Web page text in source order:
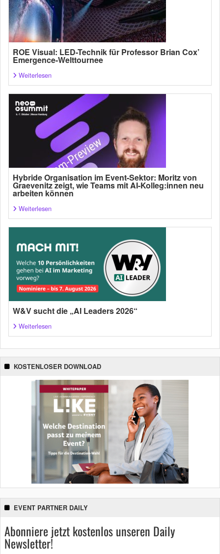
ROE Visual: LED-Technik für Professor Brian Cox’
Emergence-Welttournee
Weiterlesen
Hybride Organisation im Event-Sektor: Moritz von
Graevenitz zeigt, wie Teams mit AI-Kolleg:innen neu
arbeiten können
Weiterlesen
W&V sucht die „AI Leaders 2026“
Weiterlesen
KOSTENLOSER DOWNLOAD
EVENT PARTNER DAILY
Abonniere jetzt kostenlos unseren Daily
Newsletter!